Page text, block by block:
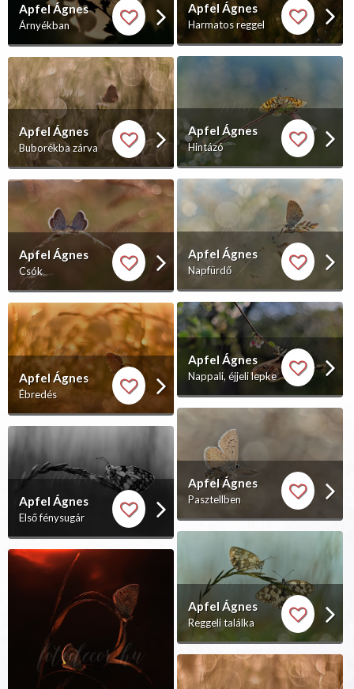
Apfel Ágnes
Árnyékban
Apfel Ágnes
Buborékba zárva
Apfel Ágnes
Csók
Apfel Ágnes
Ébredés
Apfel Ágnes
Első fénysugár
Apfel Ágnes
Harmatos reggel
Apfel Ágnes
Hintázó
Apfel Ágnes
Napfürdő
Apfel Ágnes
Nappali, éjjeli lepke
Apfel Ágnes
Pasztellben
Apfel Ágnes
Reggeli találka